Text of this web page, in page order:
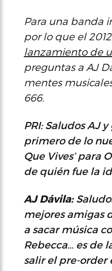
Para una banda
por lo que el
lanzamiento de
preguntas a AJ
mentes
666.
PRI: Saludos AJ
primero de lo
Que Vives’ para
de quién fue la
AJ Dávila:
mejores amigas
a sacar música
Rebecca… es de
salir el pre-order